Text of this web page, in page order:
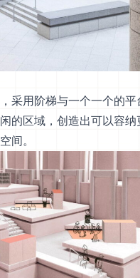
采用阶梯与一个一个的平
的区域，创造出可以容纳
间。